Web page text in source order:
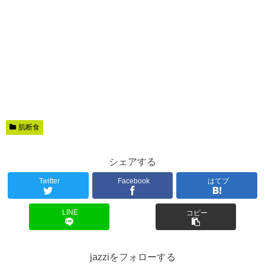
肌断食
シェアする
Twitter Facebook はてブ
LINE コピー
jazziをフォローする